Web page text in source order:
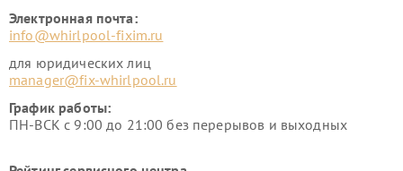
Электронная почта:
info@whirlpool-fixim.ru
для юридических лиц
manager@fix-whirlpool.ru
График работы:
ПН-ВСК с 9:00 до 21:00 без перерывов и выходных